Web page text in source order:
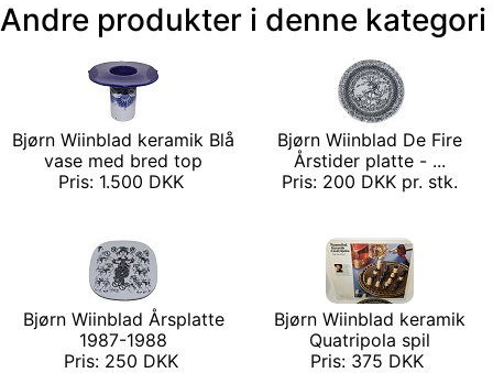
Andre produkter i denne kategori
Bjørn Wiinblad keramik Blå
vase med bred top
Pris: 1.500 DKK
Bjørn Wiinblad De Fire
Årstider platte - ...
Pris: 200 DKK pr. stk.
Bjørn Wiinblad Årsplatte
1987-1988
Pris: 250 DKK
Bjørn Wiinblad keramik
Quatripola spil
Pris: 375 DKK